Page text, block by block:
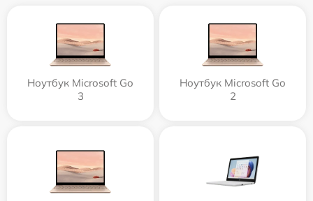
Ноутбук Microsoft Go
3
Ноутбук Microsoft Go
2